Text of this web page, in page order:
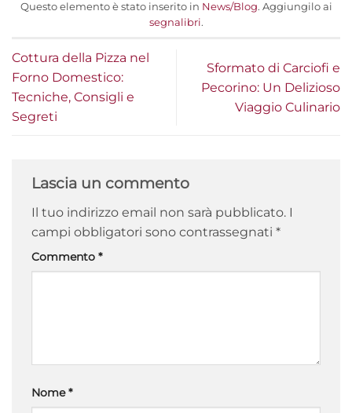
Questo elemento è stato inserito in News/Blog. Aggiungilo ai
segnalibri.
Cottura della Pizza nel
Forno Domestico:
Tecniche, Consigli e
Segreti
Sformato di Carciofi e
Pecorino: Un Delizioso
Viaggio Culinario
Lascia un commento
Il tuo indirizzo email non sarà pubblicato. I
campi obbligatori sono contrassegnati *
Commento *
Nome*